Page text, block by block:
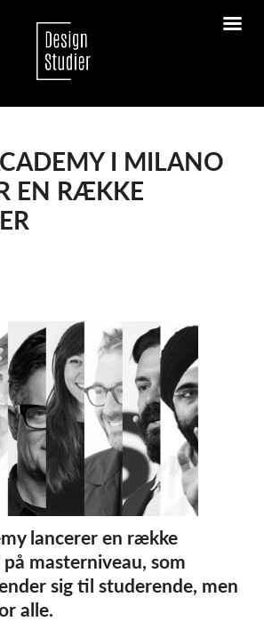
I MILANO
EN RÆKKE
lancerer en række
masterniveau, som
sig til studerende, men
alle.